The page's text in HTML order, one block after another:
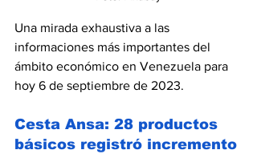
Una mirada exhaustiva a las
informaciones más importantes del
ámbito económico en Venezuela para
hoy 6 de septiembre de 2023.
Cesta Ansa: 28 productos
básicos registró incremento